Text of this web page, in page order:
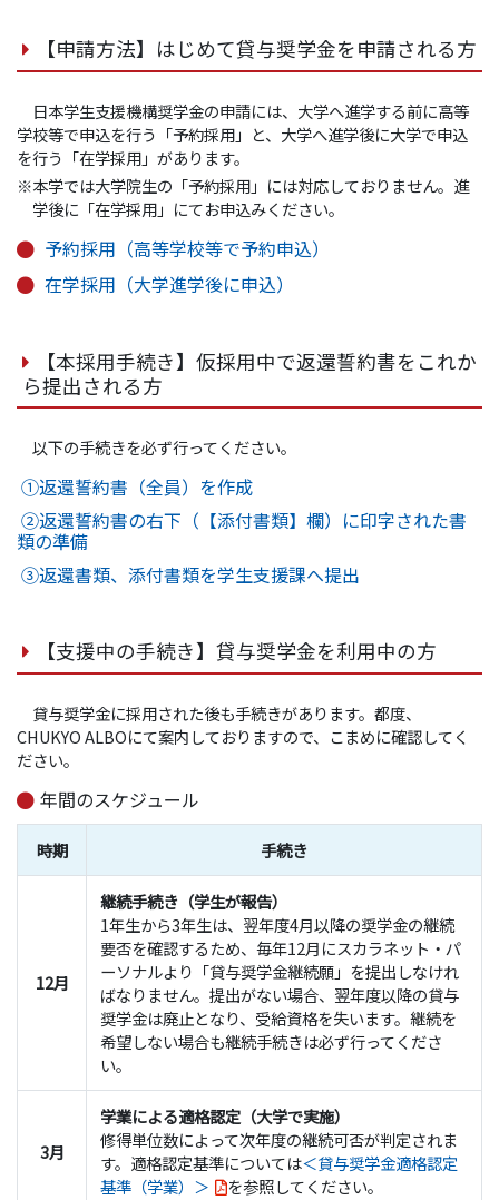
【申請方法】はじめて貸与奨学金を申請される方
日本学生支援機構奨学金の申請には、大学へ進学する前に高等
学校等で申込を行う「予約採用」と、大学へ進学後に大学で申込
を行う「在学採用」があります。
※本学では大学院生の「予約採用」には対応しておりません。進
学後に「在学採用」にてお申込みください。
予約採用（高等学校等で予約申込）
在学採用（大学進学後に申込）
【本採用手続き】仮採用中で返還誓約書をこれか
ら提出される方
以下の手続きを必ず行ってください。
①返還誓約書（全員）を作成
②返還誓約書の右下（【添付書類】欄）に印字された書
類の準備
③返還書類、添付書類を学生支援課へ提出
【支援中の手続き】貸与奨学金を利用中の方
貸与奨学金に採用された後も手続きがあります。都度、
CHUKYO ALBOにて案内しておりますので、こまめに確認してく
ださい。
年間のスケジュール
時期 手続き
12月
継続手続き（学生が報告）
1年生から3年生は、翌年度4月以降の奨学金の継続
要否を確認するため、毎年12月にスカラネット・パ
ーソナルより「貸与奨学金継続願」を提出しなけれ
ばなりません。提出がない場合、翌年度以降の貸与
奨学金は廃止となり、受給資格を失います。継続を
希望しない場合も継続手続きは必ず行ってくださ
い。
3月
学業による適格認定（大学で実施）
修得単位数によって次年度の継続可否が判定されま
す。適格認定基準については＜貸与奨学金適格認定
基準（学業）＞
を参照してください。